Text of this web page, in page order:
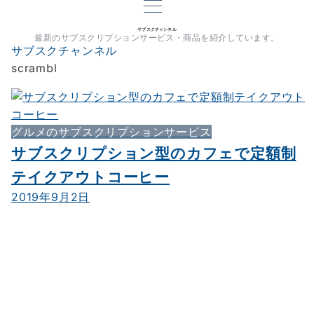
サブスクチャンネル
最新のサブスクリプションサービス・商品を紹介しています。
サブスクチャンネル
scrambl
グルメのサブスクリプションサービス
サブスクリプション型のカフェで定額制
テイクアウトコーヒー
2019年9月2日